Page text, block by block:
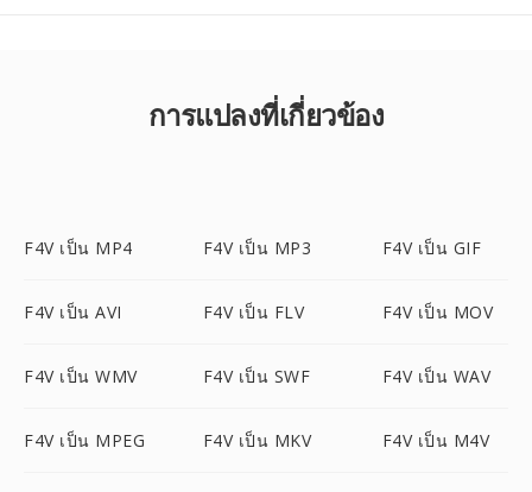
การแปลงที่เกี่ยวข้อง
F4V เป็น MP4 F4V เป็น MP3 F4V เป็น GIF
F4V เป็น AVI F4V เป็น FLV F4V เป็น MOV
F4V เป็น WMV F4V เป็น SWF F4V เป็น WAV
F4V เป็น MPEG F4V เป็น MKV F4V เป็น M4V